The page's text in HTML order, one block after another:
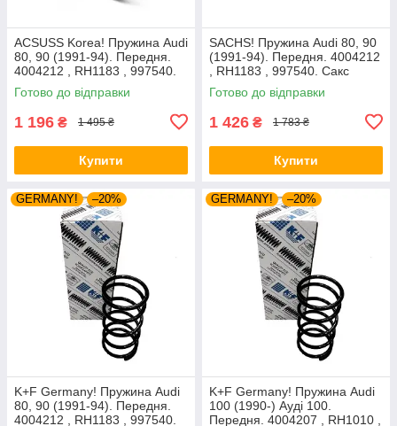
ACSUSS Korea! Пружина Audi
80, 90 (1991-94). Передня.
4004212 , RH1183 , 997540.
Аксусс Корея
Готово до відправки
1 196 ₴ 1 495 ₴
Купити
SACHS! Пружина Audi 80, 90
(1991-94). Передня. 4004212
, RH1183 , 997540. Сакс
Готово до відправки
1 426 ₴ 1 783 ₴
Купити
GERMANY! –20%
K+F Germany! Пружина Audi
80, 90 (1991-94). Передня.
4004212 , RH1183 , 997540.
GERMANY! –20%
K+F Germany! Пружина Audi
100 (1990-) Ауді 100.
Передня. 4004207 , RH1010 ,